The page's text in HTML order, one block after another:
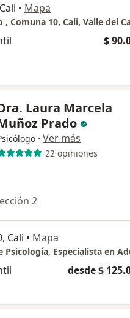
• Mapa
$
Laura Marcela
Prado
· Ver más
22 opiniones
2
Cali • Mapa
desde $